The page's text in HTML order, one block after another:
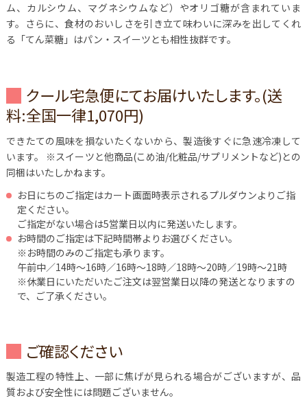
ム、カルシウム、マグネシウムなど）やオリゴ糖が含まれていま
す。さらに、食材のおいしさを引き立て味わいに深みを出してくれ
る「てん菜糖」はパン・スイーツとも相性抜群です。
クール宅急便にてお届けいたします。(送
料:全国一律1,070円)
できたての風味を損ないたくないから、製造後すぐに急速冷凍して
います。
※スイーツと他商品(こめ油/化粧品/サプリメントなど)との
同梱はいたしかねます。
お日にちのご指定はカート画面時表示されるプルダウンよりご指
定ください。
ご指定がない場合は5営業日以内に発送いたします。
お時間のご指定は下記時間帯よりお選びください。
※お時間のみのご指定も承ります。
午前中／14時～16時／16時～18時／18時～20時／19時～21時
※休業日にいただいたご注文は翌営業日以降の発送となりますの
で、ご了承ください。
ご確認ください
製造工程の特性上、一部に焦げが見られる場合がございますが、品
質および安全性には問題ございません。